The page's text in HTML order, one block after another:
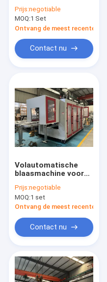
Producten
voor HDPE Uitgang
van 85 kg/u
Prijs:negotiable
MOQ:1 Set
Ontvang de meest recente Prijs
Contact nu
Volautomatische
blaasmachine voor
productvolume en 1
2 3 4 koppen
Prijs:negotiable
MOQ:1 set
Ontvang de meest recente Prijs
Contact nu